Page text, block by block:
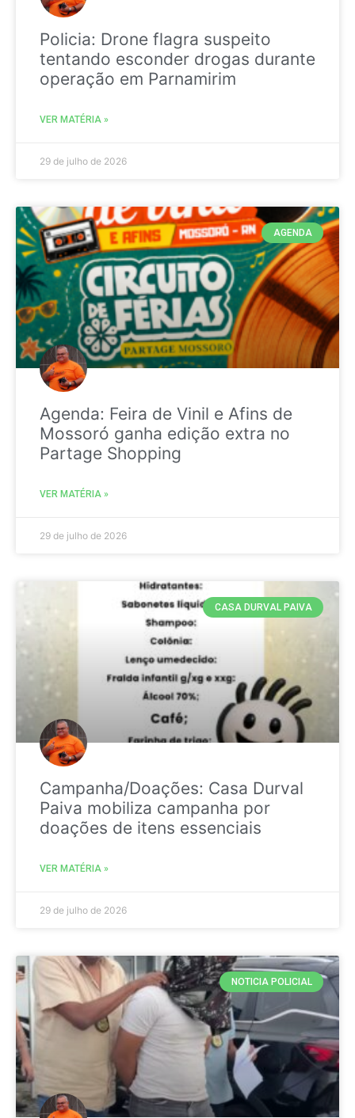
Policia: Drone flagra suspeito
tentando esconder drogas durante
operação em Parnamirim
VER MATÉRIA »
29 de julho de 2026
AGENDA
Agenda: Feira de Vinil e Afins de
Mossoró ganha edição extra no
Partage Shopping
VER MATÉRIA »
29 de julho de 2026
CASA DURVAL PAIVA
Campanha/Doações: Casa Durval
Paiva mobiliza campanha por
doações de itens essenciais
VER MATÉRIA »
29 de julho de 2026
NOTICIA POLICIAL